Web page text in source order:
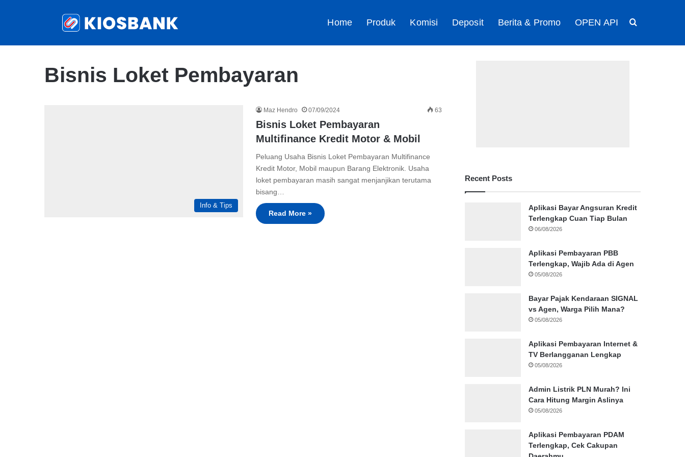
Home Produk Komisi Deposit Berita & Promo OPEN API
Bisnis Loket Pembayaran
Info & Tips
Maz Hendro 07/09/2024 63
Bisnis Loket Pembayaran
Multifinance Kredit Motor & Mobil
Peluang Usaha Bisnis Loket Pembayaran Multifinance
Kredit Motor, Mobil maupun Barang Elektronik. Usaha
loket pembayaran masih sangat menjanjikan terutama
bisang…
Read More »
Recent Posts
Aplikasi Bayar Angsuran Kredit
Terlengkap Cuan Tiap Bulan
06/08/2026
Aplikasi Pembayaran PBB
Terlengkap, Wajib Ada di Agen
05/08/2026
Bayar Pajak Kendaraan SIGNAL
vs Agen, Warga Pilih Mana?
05/08/2026
Aplikasi Pembayaran Internet &
TV Berlangganan Lengkap
05/08/2026
Admin Listrik PLN Murah? Ini
Cara Hitung Margin Aslinya
05/08/2026
Aplikasi Pembayaran PDAM
Terlengkap, Cek Cakupan